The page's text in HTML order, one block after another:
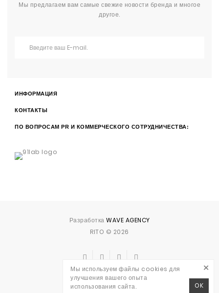
Мы предлагаем вам самые свежие новости бренда и многое
другое.
ИНФОРМАЦИЯ
КОНТАКТЫ
ПО ВОПРОСАМ PR И КОММЕРЧЕСКОГО СОТРУДНИЧЕСТВА:
Разработка WAVE AGENCY
RITO © 2026
Мы используем файлы cookies для
улучшения вашего опыта
использования сайта.
OK
×